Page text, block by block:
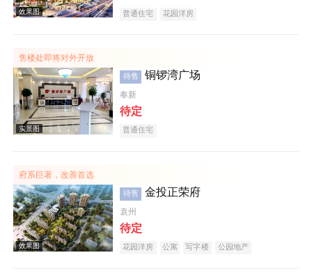
效果图
普通住宅 花园洋房
售楼处即将对外开放
待售 铜锣湾广场
奉新
待定
普通住宅
府系巨著，改善首选
待售 金投正荣府
袁州
待定
花园洋房 公寓 写字楼 公园地产